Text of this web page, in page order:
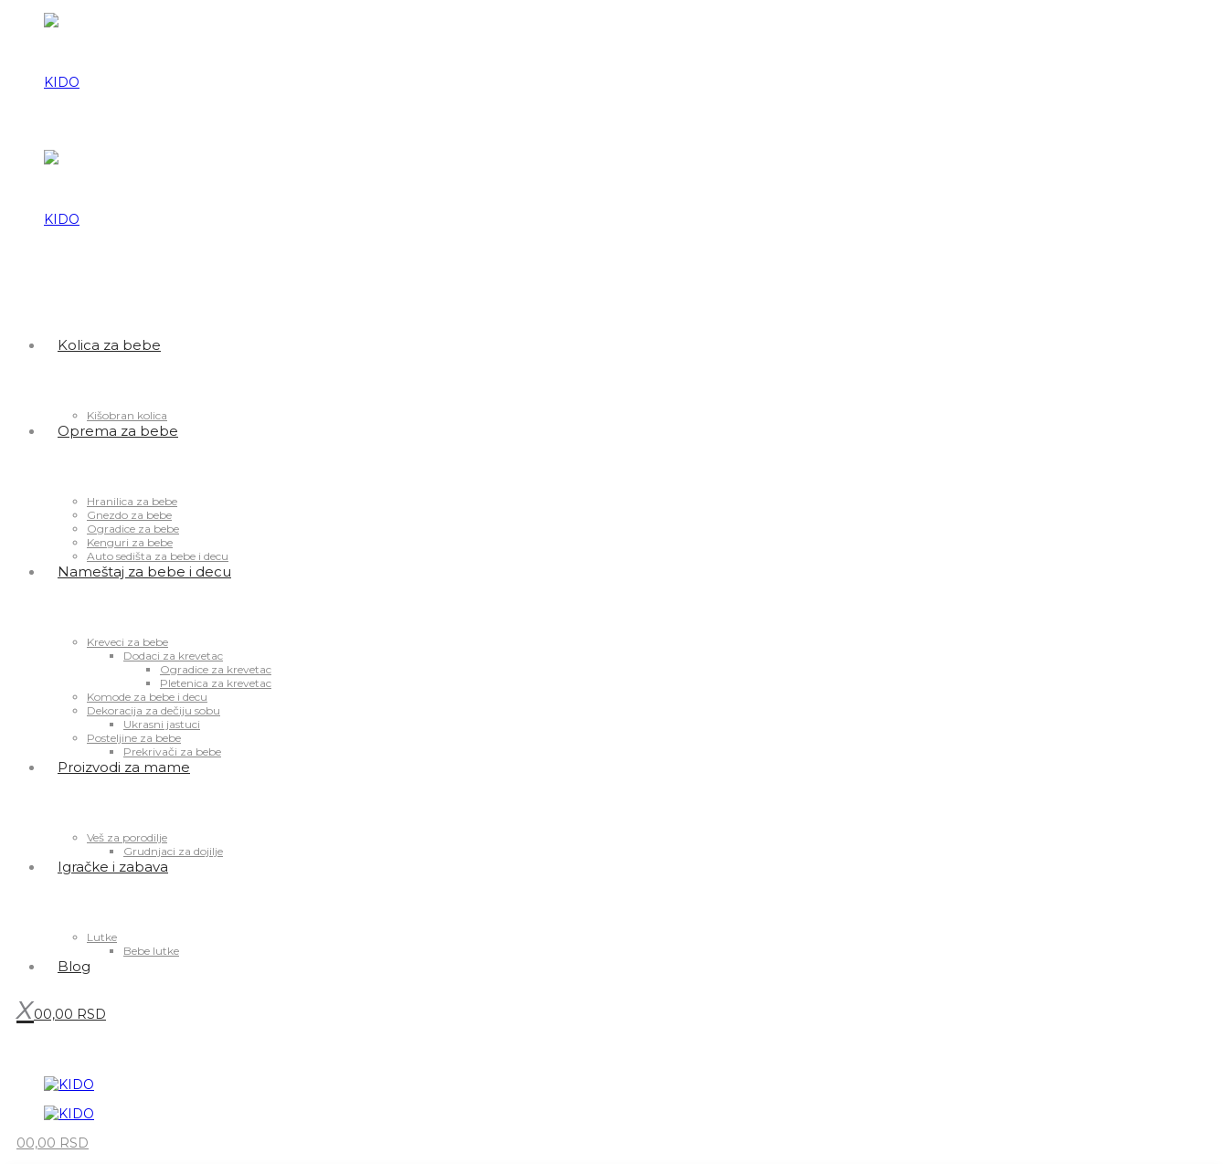
Kolica za bebe
Kišobran kolica
Oprema za bebe
Hranilica za bebe
Gnezdo za bebe
Ogradice za bebe
Kenguri za bebe
Auto sedišta za bebe i decu
Nameštaj za bebe i decu
Kreveci za bebe
Dodaci za krevetac
Ogradice za krevetac
Pletenica za krevetac
Komode za bebe i decu
Dekoracija za dečiju sobu
Ukrasni jastuci
Posteljine za bebe
Prekrivači za bebe
Proizvodi za mame
Veš za porodilje
Grudnjaci za dojilje
Igračke i zabava
Lutke
Bebe lutke
Blog
00,00 RSD
00,00 RSD